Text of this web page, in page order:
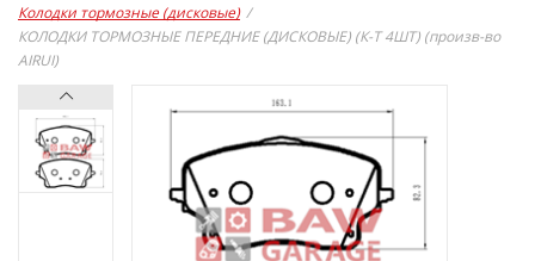
Колодки тормозные (дисковые) /
КОЛОДКИ ТОРМОЗНЫЕ ПЕРЕДНИЕ (ДИСКОВЫЕ) (К-Т 4ШТ) (произв-во
AIRUI)